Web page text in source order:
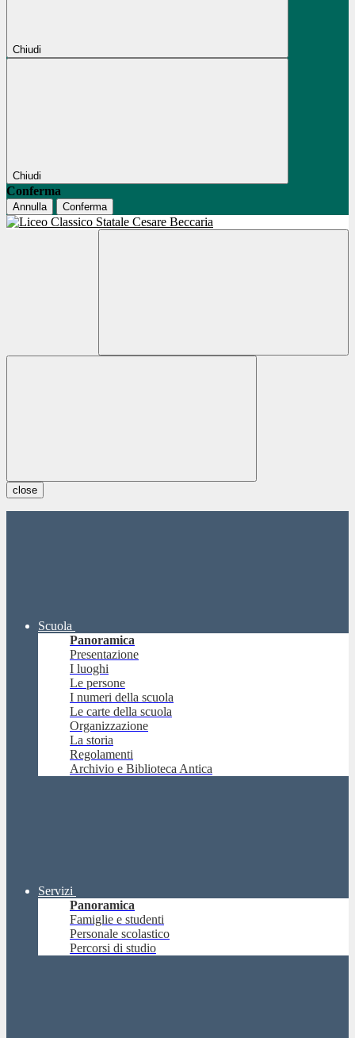
Chiudi
Chiudi
Conferma
Annulla Conferma
close
Scuola
Panoramica
Presentazione
I luoghi
Le persone
I numeri della scuola
Le carte della scuola
Organizzazione
La storia
Regolamenti
Archivio e Biblioteca Antica
Servizi
Panoramica
Famiglie e studenti
Personale scolastico
Percorsi di studio